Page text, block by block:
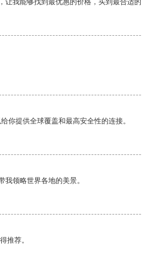
让我能够找到最优惠的价格，买到最合适
你提供全球覆盖和最高安全性的连接。
领略世界各地的美景。
推荐。